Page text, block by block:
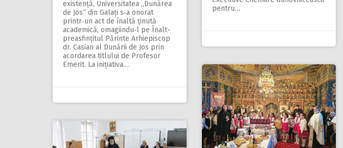
pentru…
existență, Uni­versitatea „Dună­rea
de Jos“ din Galați s‑a onorat
printr‑un act de înaltă ținută
academică, omagiindu‑l pe Înalt­
prea­sfințitul Părinte Arhiepiscop
dr. Casian al Dunării de Jos prin
acor­darea titlului de Profesor
Emerit. La inițiativa…